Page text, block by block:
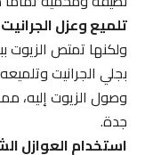
تلميع وعزل الجرانيت
ولكنها تمتص الزيوت
بجلي الجرانيت
وصول الزيوت إليه، مما
جدة.
استخدام العوازل